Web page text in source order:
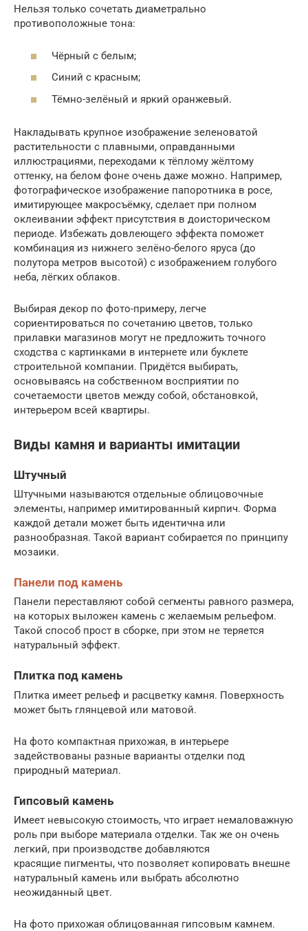
Нельзя только сочетать диаметрально
противоположные тона:
Чёрный с белым;
Синий с красным;
Тёмно-зелёный и яркий оранжевый.
Накладывать крупное изображение зеленоватой
растительности с плавными, оправданными
иллюстрациями, переходами к тёплому жёлтому
оттенку, на белом фоне очень даже можно. Например,
фотографическое изображение папоротника в росе,
имитирующее макросъёмку, сделает при полном
оклеивании эффект присутствия в доисторическом
периоде. Избежать довлеющего эффекта поможет
комбинация из нижнего зелёно-белого яруса (до
полутора метров высотой) с изображением голубого
неба, лёгких облаков.
Выбирая декор по фото-примеру, легче
сориентироваться по сочетанию цветов, только
прилавки магазинов могут не предложить точного
сходства с картинками в интернете или буклете
строительной компании. Придётся выбирать,
основываясь на собственном восприятии по
сочетаемости цветов между собой, обстановкой,
интерьером всей квартиры.
Виды камня и варианты имитации
Штучный
Штучными называются отдельные облицовочные
элементы, например имитированный кирпич. Форма
каждой детали может быть идентична или
разнообразная. Такой вариант собирается по принципу
мозаики.
Панели под камень
Панели переставляют собой сегменты равного размера,
на которых выложен камень с желаемым рельефом.
Такой способ прост в сборке, при этом не теряется
натуральный эффект.
Плитка под камень
Плитка имеет рельеф и расцветку камня. Поверхность
может быть глянцевой или матовой.
На фото компактная прихожая, в интерьере
задействованы разные варианты отделки под
природный материал.
Гипсовый камень
Имеет невысокую стоимость, что играет немаловажную
роль при выборе материала отделки. Так же он очень
легкий, при производстве добавляются
красящие пигменты, что позволяет копировать внешне
натуральный камень или выбрать абсолютно
неожиданный цвет.
На фото прихожая облицованная гипсовым камнем.